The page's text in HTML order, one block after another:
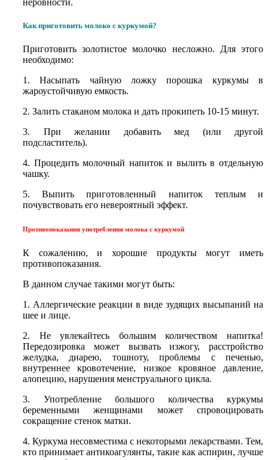
Как приготовить молоко с куркумой?
Приготовить золотистое молочко несложно. Для этого
необходимо:
1. Насыпать чайную ложку порошка куркумы в
жароустойчивую емкость.
2. Залить стаканом молока и дать прокипеть 10-15 минут.
3. При желании добавить мед (или другой
подсластитель).
4. Процедить молочный напиток и вылить в отдельную
чашку.
5. Выпить приготовленный напиток теплым и
почувствовать его невероятный эффект.
Противопоказания употребления молока с куркумой
К сожалению, и хорошие продукты могут иметь
противопоказания.
В данном случае такими могут быть:
1. Аллергические реакции в виде зудящих высыпаний на
шее и лице.
2. Не увлекайтесь большим количеством напитка!
Передозировка может вызвать изжогу, расстройство
желудка, диарею, тошноту, проблемы с печенью,
внутреннее кровотечение, низкое кровяное давление,
алопецию, нарушения менструального цикла.
3. Употребление большого количества куркумы
беременными женщинами может спровоцировать
сокращение стенок матки.
4. Куркума несовместима с некоторыми лекарствами. Тем,
кто принимает антикоагулянты, такие как аспирин, лучше